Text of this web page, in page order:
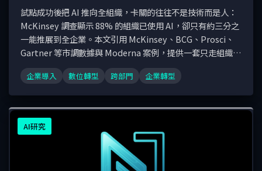
試點成功後把 AI 推向全組織，卡關的往往不是技術而是人：
McKinsey 調查顯示 88% 的組織已使用 AI，卻只有約三分之
一能推展到全企業。本文引用 McKinsey、BCG、Prosci、
Gartner 等市調數據與 Moderna 案例，提供一套只走組織與
對策、ADKAR 溝通節奏、champion 制度，以及把採用綁進
KPI 與工作流程。
企業導入 數位轉型 跨部門 企業轉型
AI研究